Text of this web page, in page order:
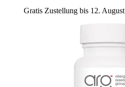
Gratis Zustellung bis 12. August